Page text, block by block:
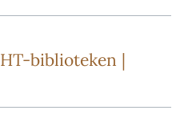
biblioteken |